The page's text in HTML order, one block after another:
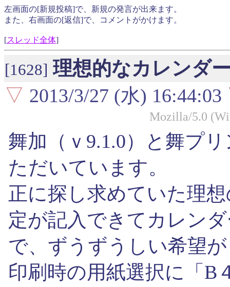
左画面の[新規投稿]で、新規の発言が出来ます。
また、右画面の[返信]で、コメントがかけます。
[スレッド全体]
[1628] 理想的なカレンダ
▽ 2013/3/27 (水) 16:44:03
Mozilla/5.0
舞加（ｖ9.1.0）と舞プ
ただいています。
正に探し求めていた理
定が記入できてカレン
で、ずうずうしい希望
印刷時の用紙選択に「B